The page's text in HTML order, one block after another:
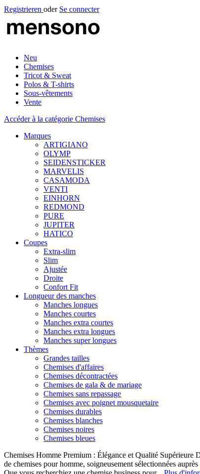
Registrieren oder Se connecter
Neu
Chemises
Tricot & Sweat
Polos & T-shirts
Sous-vêtements
Vente
Accéder à la catégorie Chemises
Marques
ARTIGIANO
OLYMP
SEIDENSTICKER
MARVELIS
CASAMODA
VENTI
EINHORN
REDMOND
PURE
JUPITER
HATICO
Coupes
Extra-slim
Slim
Ajustée
Droite
Confort Fit
Longueur des manches
Manches longues
Manches courtes
Manches extra courtes
Manches extra longues
Manches super longues
Thèmes
Grandes tailles
Chemises d'affaires
Chemises décontractées
Chemises de gala & de mariage
Chemises sans repassage
Chemises avec poignet mousquetaire
Chemises durables
Chemises blanches
Chemises noires
Chemises bleues
Chemises Homme Premium : Élégance et Qualité Supérieure
de chemises pour homme, soigneusement sélectionnées